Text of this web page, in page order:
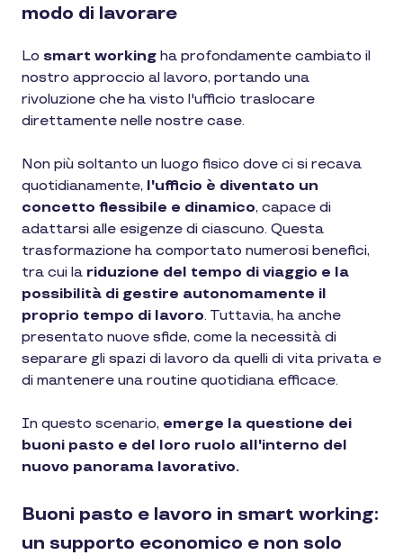
modo di lavorare
Lo smart working ha profondamente cambiato il
nostro approccio al lavoro, portando una
rivoluzione che ha visto l'ufficio traslocare
direttamente nelle nostre case.
Non più soltanto un luogo fisico dove ci si recava
quotidianamente, l'ufficio è diventato un
concetto flessibile e dinamico, capace di
adattarsi alle esigenze di ciascuno. Questa
trasformazione ha comportato numerosi benefici,
tra cui la riduzione del tempo di viaggio e la
possibilità di gestire autonomamente il
proprio tempo di lavoro. Tuttavia, ha anche
presentato nuove sfide, come la necessità di
separare gli spazi di lavoro da quelli di vita privata e
di mantenere una routine quotidiana efficace.
In questo scenario, emerge la questione dei
buoni pasto e del loro ruolo all'interno del
nuovo panorama lavorativo.
Buoni pasto e lavoro in smart working:
un supporto economico e non solo